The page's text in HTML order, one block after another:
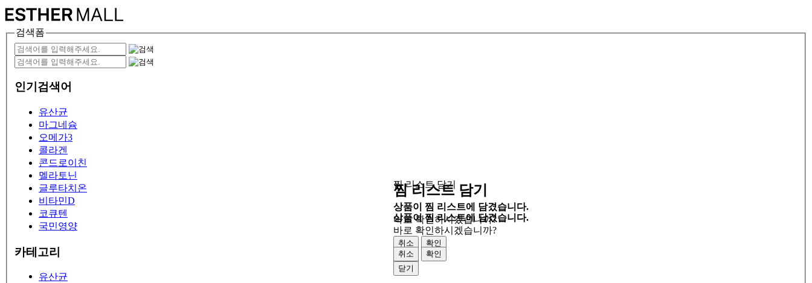
검색폼
인기검색어
유산균
마그네슘
오메가3
콜라겐
콘드로이친
멜라토닌
글루타치온
비타민D
코큐텐
국민영양
카테고리
유산균
찜 리스트 담기
상품이 찜 리스트에 담겼습니다.
바로 확인하시겠습니까?
취소
확인
닫기
찜 리스트 담기
상품이 찜 리스트에 담겼습니다.
바로 확인하시겠습니까?
취소
확인
닫기